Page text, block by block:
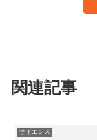
関連記事
サイエンス